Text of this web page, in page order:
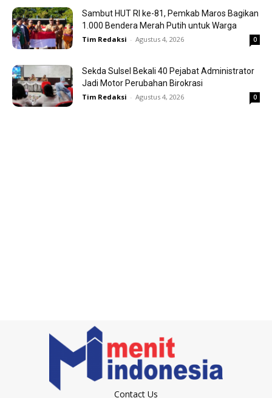
Sambut HUT RI ke-81, Pemkab Maros Bagikan
1.000 Bendera Merah Putih untuk Warga
Tim Redaksi - Agustus 4, 2026 0
Sekda Sulsel Bekali 40 Pejabat Administrator
Jadi Motor Perubahan Birokrasi
Tim Redaksi - Agustus 4, 2026 0
Contact Us